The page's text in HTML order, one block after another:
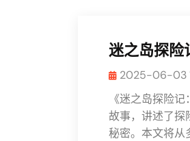
迷之岛探险
2025-06-03
《迷之岛探险
故事，讲述了探
秘密。本文将从